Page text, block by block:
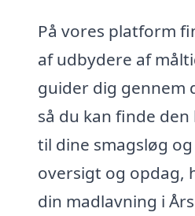
På vores platform
af udbydere af
guider dig gennem
så du kan finde
til dine smagsløg
oversigt og opdag,
din madlavning i